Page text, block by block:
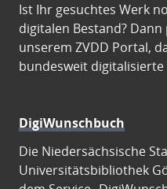
Ist Ihr gesuchtes Werk
digitalen Bestand?
unserem ZVDD Portal,
bundesweit digitalisierte
DigiWunschbuch
Die Niedersächsische
Universitätsbibliothek